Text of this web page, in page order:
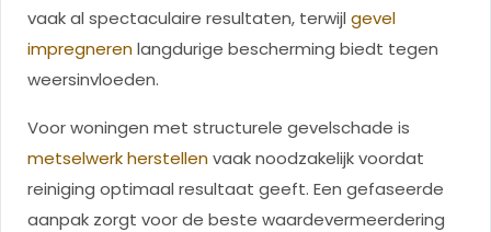
vaak al spectaculaire resultaten, terwijl gevel
impregnerenlangdurige bescherming biedt tegen
weersinvloeden.
Voor woningen met structurele gevelschade is
metselwerk herstellenvaak noodzakelijk voordat
reiniging optimaal resultaat geeft. Een gefaseerde
aanpak zorgt voor de beste waardevermeerdering